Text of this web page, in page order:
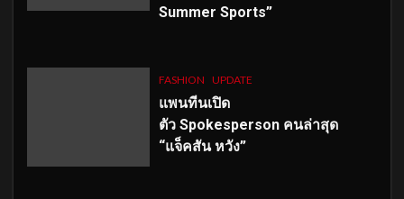
Summer Sports”
FASHION UPDATE
แพนทีนเปิด
ตัว Spokesperson คนล่าสุด
“แจ็คสัน หวัง”